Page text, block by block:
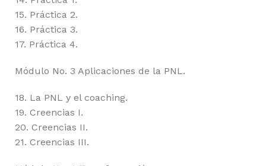
15. Práctica 2.
16. Práctica 3.
17. Práctica 4.
Módulo No. 3 Aplicaciones de la PNL.
18. La PNL y el coaching.
19. Creencias I.
20. Creencias II.
21. Creencias III.